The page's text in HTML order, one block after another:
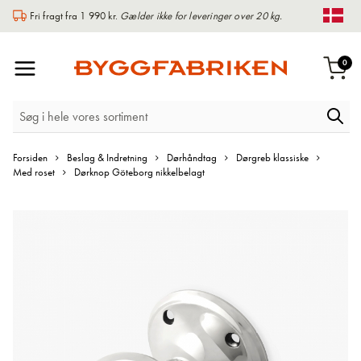
Fri fragt fra 1 990 kr. Gælder ikke for leveringer over 20 kg.
0
Forsiden Beslag & Indretning Dørhåndtag
Dørgreb klassiske
Med roset
Dørknop Göteborg nikkelbelagt